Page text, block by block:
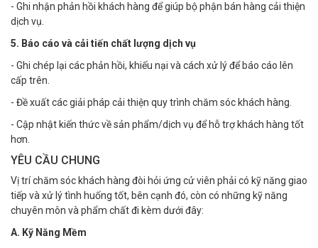
- Ghi nhận phản hồi khách hàng để giúp bộ phận bán hàng cải thiện
dịch vụ.
5. Báo cáo và cải tiến chất lượng dịch vụ
- Ghi chép lại các phản hồi, khiếu nại và cách xử lý để báo cáo lên
cấp trên.
- Đề xuất các giải pháp cải thiện quy trình chăm sóc khách hàng.
- Cập nhật kiến thức về sản phẩm/dịch vụ để hỗ trợ khách hàng tốt
hơn.
YÊU CẦU CHUNG
Vị trí chăm sóc khách hàng đòi hỏi ứng cử viên phải có kỹ năng giao
tiếp và xử lý tình huống tốt, bên cạnh đó, còn có những kỹ năng
chuyên môn và phẩm chất đi kèm dưới đây:
A. Kỹ Năng Mềm